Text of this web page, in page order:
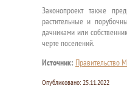
Законопроект также
растительные и
дачниками или
черте поселений.
Источник: Правительство
Опубликовано: 25.11.2022